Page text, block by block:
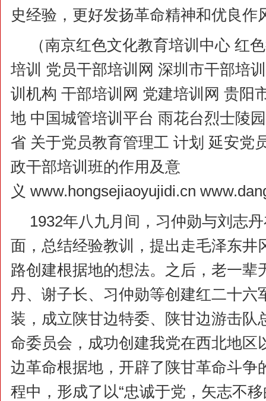
史经验，更好发扬革命精神和优良作
（南京红色文化教育培训中心 红
培训 党员干部培训网 深圳市干部培
训机构 干部培训网 党建培训网 贵阳
地 中国城管培训平台 雨花台烈士陵
省 关于党员教育管理工 计划 延安党
政干部培训班的作用及意
义 www.hongsejiaoyujidi.cn
1932年八九月间，习仲勋与刘志
面，总结经验教训，提出走毛泽东井
路创建根据地的想法。之后，老一辈
丹、谢子长、习仲勋等创建红二十六
装，成立陕甘边特委、陕甘边游击队
命委员会，成功创建我党在西北地区
边革命根据地，开辟了陕甘革命斗争
程中，形成了以“忠诚于党，矢志不